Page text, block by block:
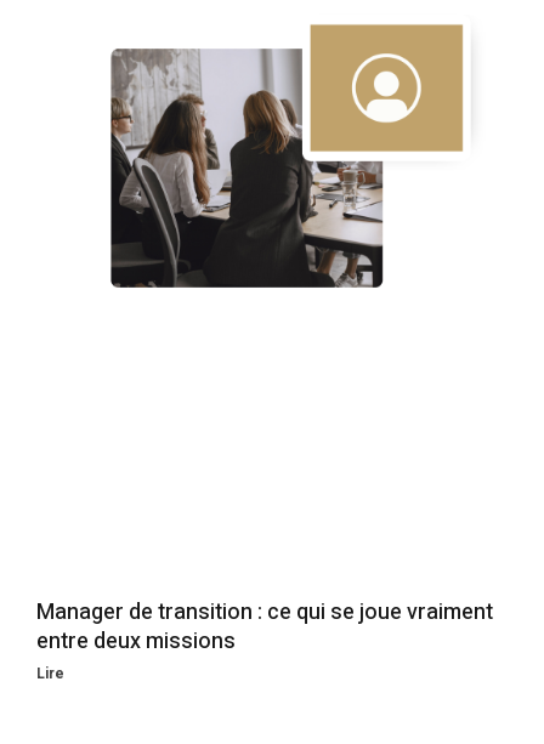
Manager de transition : ce qui se joue vraiment
entre deux missions
Lire